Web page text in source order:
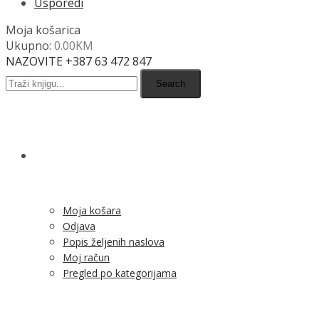
Moja košarica
Ukupno: 0.00KM
NAZOVITE +387 63 472 847
Search
Moja košara
Odjava
Popis željenih naslova
Moj račun
Pregled po kategorijama